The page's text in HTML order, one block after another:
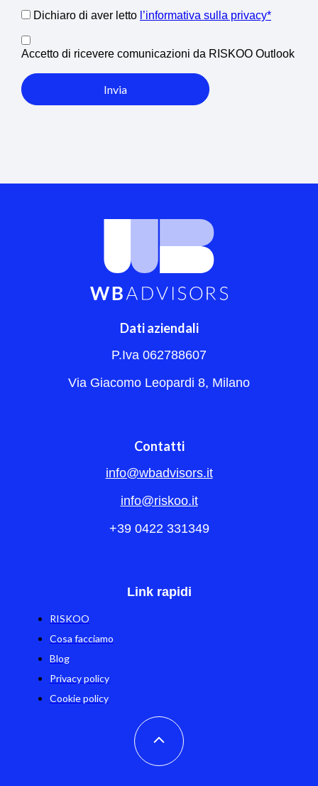
Dichiaro di aver letto l’informativa sulla privacy*
Accetto di ricevere comunicazioni da RISKOO Outlook
Invia
Dati aziendali
P.Iva 062788607
Via Giacomo Leopardi 8, Milano
Contatti
info@wbadvisors.it
info@riskoo.it
+39 0422 331349
Link rapidi
RISKOO
Cosa facciamo
Blog
Privacy policy
Cookie policy